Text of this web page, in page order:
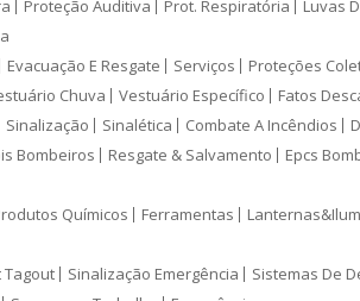
Proteção Auditiva Prot. Respiratória Luvas
Evacuação E Resgate Serviços Proteções
Chuva Vestuário Específico Fatos
Sinalização Sinalética Combate A Incêndios
Bombeiros Resgate & Salvamento Epcs
Químicos Ferramentas
Tagout Sinalização Emergência Sistemas De